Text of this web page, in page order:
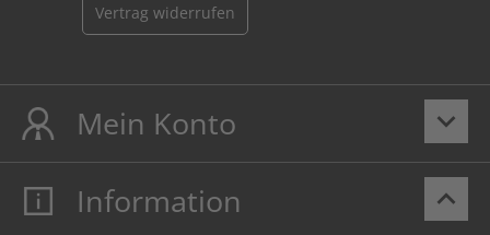
Vertrag widerrufen
keyboard_arrow_down
Mein Konto
Mein Konto
keyboard_arrow_up
Information